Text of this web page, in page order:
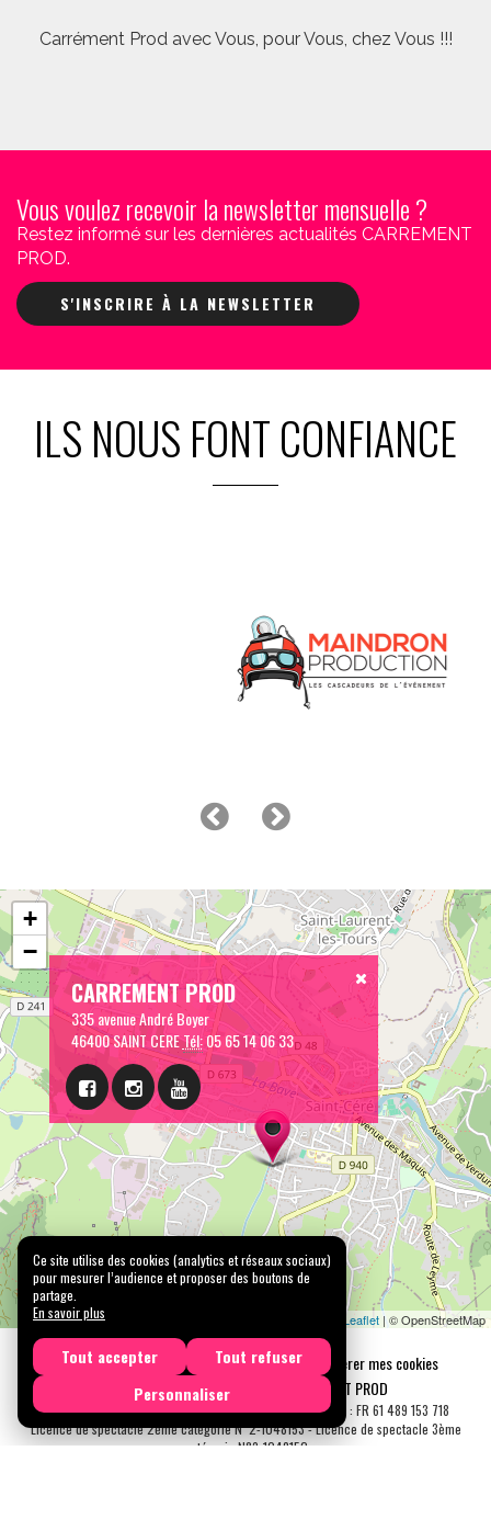
Carrément Prod avec Vous, pour Vous, chez Vous !!!
Vous voulez recevoir la newsletter mensuelle ?
Restez informé sur les dernières actualités CARREMENT
PROD.
S'INSCRIRE À LA NEWSLETTER
ILS NOUS FONT CONFIANCE
CARREMENT PROD
335 avenue André Boyer
46400 SAINT CERETél:05 65 14 06 33
+
−
Leaflet | © OpenStreetMap
Mentions légales Confidentialité
Gérer mes cookies
Tous droits réservés © 2026 |
CARREMENT PROD
N° SIRET : 489 153 718 00031 - APE : 9001 Z - N° TVA Int. : FR 61 489 153 718
Licence de spectacle 2ème catégorie N°2-1048153 - Licence de spectacle 3ème
catégorie N°3-1048152
Ce site utilise des cookies (analytics et réseaux sociaux)
pour mesurer l’audience et proposer des boutons de
partage.
En savoir plus
Tout accepter
Tout refuser
Personnaliser